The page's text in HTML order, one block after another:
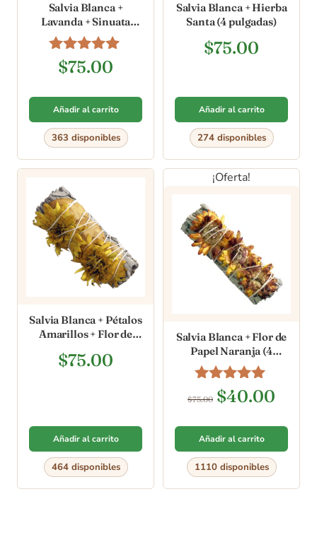
Salvia Blanca +
Lavanda + Sinuata
Morada (4 pulgadas)
Valorado en
4.80
$75.00
Añadir al carrito
363 disponibles
Salvia Blanca + Hierba
Santa (4 pulgadas)
$75.00
Añadir al carrito
274 disponibles
Salvia Blanca + Pétalos
Amarillos + Flor de
pulgadas)
$75.00
Añadir al carrito
464 disponibles
¡Oferta!
Salvia Blanca + Flor de
Papel Naranja (4
pulgadas)
Valorado en
5.00
$75.00 $40.00
Añadir al carrito
1110 disponibles